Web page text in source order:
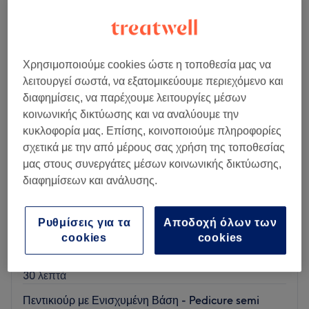
His & Hers
4,9
17 κριτικές
Νέα Μουδανιά
Εμφάνιση στον χάρτη
Πεντικιούρ Express- Pedicure Express
30 λεπτά
Πεντικιούρ με Ενισχυμένη Βάση - Pedicure semi
Χρησιμοποιούμε cookies ώστε η τοποθεσία μας να
λειτουργεί σωστά, να εξατομικεύουμε περιεχόμενο και
διαφημίσεις, να παρέχουμε λειτουργίες μέσων
κοινωνικής δικτύωσης και να αναλύουμε την
κυκλοφορία μας. Επίσης, κοινοποιούμε πληροφορίες
σχετικά με την από μέρους σας χρήση της τοποθεσίας
μας στους συνεργάτες μέσων κοινωνικής δικτύωσης,
διαφημίσεων και ανάλυσης.
Αποδοχή όλων των
cookies
Ρυθμίσεις για τα
cookies